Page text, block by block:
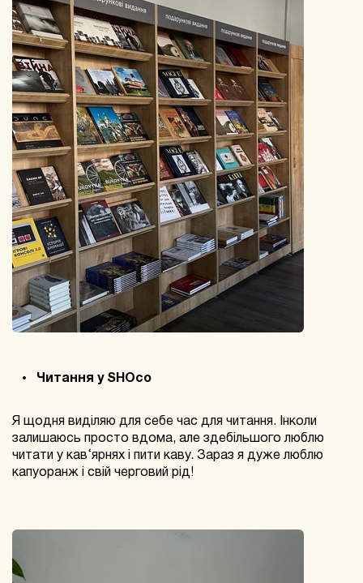
Читання у SHOco
Я щодня виділяю для себе час для читання. Інколи
залишаюсь просто вдома, але здебільшого люблю
читати у кав‘ярнях і пити каву. Зараз я дуже люблю
капуоранж і свій черговий рід!